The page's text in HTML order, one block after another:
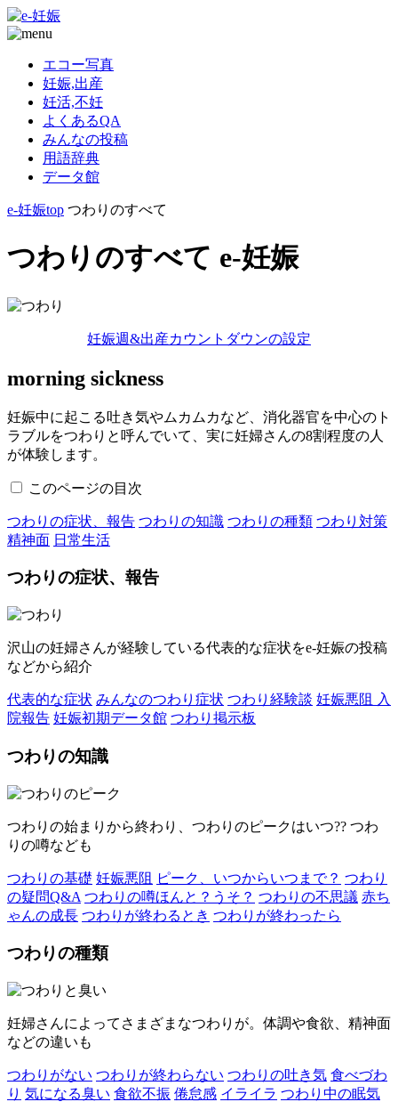
エコー写真
妊娠,出産
妊活,不妊
よくあるQA
みんなの投稿
用語辞典
データ館
e-妊娠top つわりのすべて
つわりのすべて e-妊娠
妊娠週&出産カウントダウンの設定
morning sickness
妊娠中に起こる吐き気やムカムカなど、消化器官を中心のト
ラブルをつわりと呼んでいて、実に妊婦さんの8割程度の人
が体験します。
このページの目次
つわりの症状、報告 つわりの知識 つわりの種類 つわり対策
精神面 日常生活
つわりの症状、報告
沢山の妊婦さんが経験している代表的な症状をe-妊娠の投稿
などから紹介
代表的な症状 みんなのつわり症状 つわり経験談 妊娠悪阻 入
院報告 妊娠初期データ館 つわり掲示板
つわりの知識
つわりの始まりから終わり、つわりのピークはいつ?? つわ
りの噂なども
つわりの基礎 妊娠悪阻 ピーク、いつからいつまで？ つわり
の疑問Q&A つわりの噂ほんと？うそ？ つわりの不思議 赤ち
ゃんの成長 つわりが終わるとき つわりが終わったら
つわりの種類
妊婦さんによってさまざまなつわりが。体調や食欲、精神面
などの違いも
つわりがない つわりが終わらない つわりの吐き気 食べづわ
り 気になる臭い 食欲不振 倦怠感 イライラ つわり中の眠気